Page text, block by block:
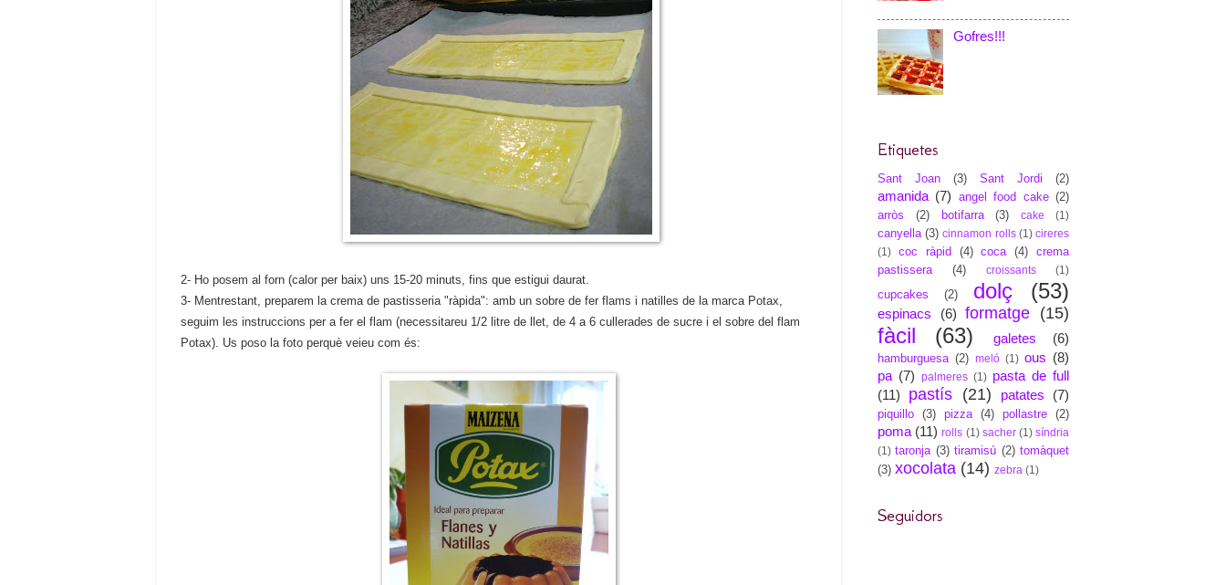
2- Ho posem al forn (calor per baix) uns 15-20 minuts, fins que estigui daurat.
3- Mentrestant, preparem la crema de pastisseria "ràpida": amb un sobre de fer flams i natilles de la marca Potax,
seguim les instruccions per a fer el flam (necessitareu 1/2 litre de llet, de 4 a 6 cullerades de sucre i el sobre del flam
Potax). Us poso la foto perquè veieu com és:
Gofres!!!
Etiquetes
Sant Joan (3) Sant Jordi (2)
amanida (7) angel food cake (2)
arròs
(2) botifarra (3) cake (1)
canyella (3) cinnamon rolls (1) cireres
(1)
coc ràpid (4) coca (4)
crema
pastissera
(4) croissants (1)
cupcakes (2) dolç (53)
espinacs (6) formatge (15)
fàcil (63) galetes (6)
hamburguesa (2) meló (1) ous (8)
pa (7) palmeres (1) pasta de full
(11)
pastís (21) patates (7)
piquillo (3) pizza (4) pollastre (2)
poma (11) rolls (1) sacher (1) síndria
(1) taronja (3) tiramisú (2) tomàquet
(3) xocolata (14) zebra (1)
Seguidors